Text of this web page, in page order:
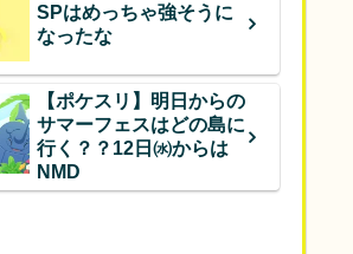
SPはめっちゃ強そうに
なったな
【ポケスリ】明日からの
サマーフェスはどの島に
行く？？12日㈬からは
NMD